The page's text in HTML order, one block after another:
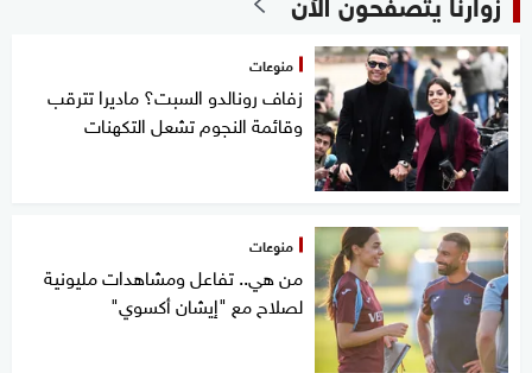
منوعات
زفاف رونالدو السبت؟ ماديرا تترقب
وقائمة النجوم تشعل التكهنات
منوعات
من هي.. تفاعل ومشاهدات مليونية
لصلاح مع "إيشان أكسوي"